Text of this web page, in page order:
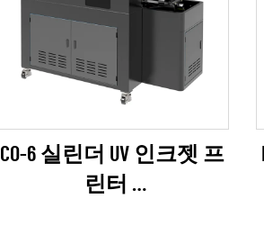
6 실린더 UV 인크젯 프
린터